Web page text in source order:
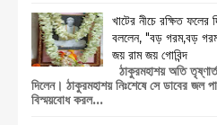
খাটের নীচে রক্ষিত ফলের
বললেন, "বড় গরম,বড়
জয় রাম জয় গোবিন্দ
ঠাকুরমহাশয় অতি
দিলেন। ঠাকুরমহাশয় নিঃশেষে সে ডাবের জল
বিস্ময়বোধ করল...